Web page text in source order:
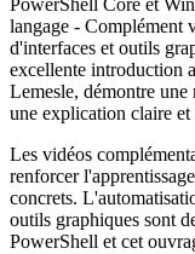
PowerShell Core et
langage - Complément
d'interfaces et outils
excellente introduction
Lemesle, démontre
une explication claire et
Les vidéos
renforcer
concrets.
outils graphiques sont
PowerShell et cet